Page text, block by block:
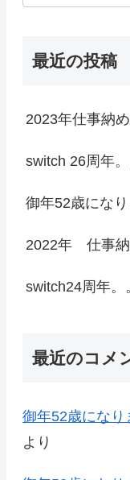
最近の投稿
2023年仕事納め
switch 26周年。
御年52歳になり
2022年 仕事納
switch24周年。
最近のコメ
御年52歳になり
より